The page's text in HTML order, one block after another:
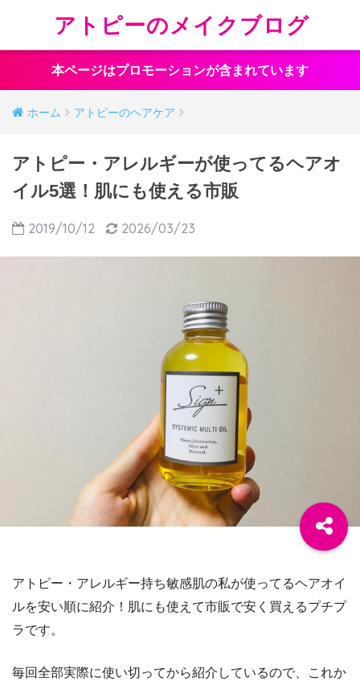
アトピーのメイクブログ
本ページはプロモーションが含まれています
ホーム アトピーのヘアケア
アトピー・アレルギーが使ってるヘアオ
イル5選！肌にも使える市販
2019/10/12 2026/03/23
アトピー・アレルギー持ち敏感肌の私が使ってるヘアオイ
ルを安い順に紹介！肌にも使えて市販で安く買えるプチプ
ラです。
毎回全部実際に使い切ってから紹介しているので、これか